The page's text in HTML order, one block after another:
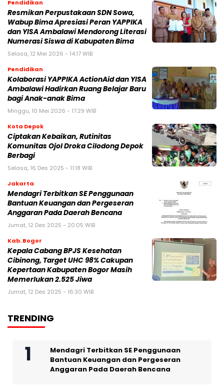
Pendidikan
Resmikan Perpustakaan SDN Sowa,
Wabup Bima Apresiasi Peran YAPPIKA
dan YISA Ambalawi Mendorong Literasi
Numerasi Siswa di Kabupaten Bima
Selasa, 12 Mei 2026 - 14:17 WIB
Pendidikan
Kolaborasi YAPPIKA ActionAid dan YISA
Ambalawi Hadirkan Ruang Belajar Baru
bagi Anak-anak Bima
Minggu, 10 Mei 2026 - 17:29 WIB
Kota Depok
Ciptakan Kebaikan, Rutinitas
Komunitas Ojol Droka Cilodong Depok
Berbagi
Selasa, 16 Des 2025 - 11:18 WIB
Jakarta
Mendagri Terbitkan SE Penggunaan
Bantuan Keuangan dan Pergeseran
Anggaran Pada Daerah Bencana
Jumat, 12 Des 2025 - 20:05 WIB
Kab. Bogor
Kepala Cabang BPJS Kesehatan
Cibinong, Target UHC 98% Cakupan
Kepertaan Kabupaten Bogor Masih
Memerlukan 2.525 Jiwa
Jumat, 12 Des 2025 - 16:30 WIB
TRENDING
Mendagri Terbitkan SE Penggunaan
Bantuan Keuangan dan Pergeseran
Anggaran Pada Daerah Bencana